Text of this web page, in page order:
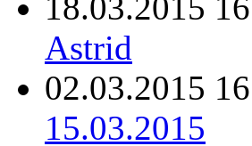
Astrid
02.03.2015
15.03.2015